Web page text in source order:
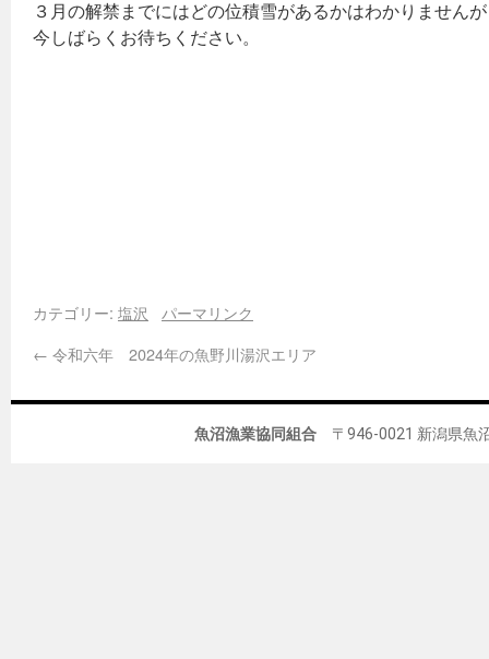
３月の解禁までにはどの位積雪があるかはわかりませんが
今しばらくお待ちください。
カテゴリー: 塩沢
パーマリンク
← 令和六年 2024年の魚野川湯沢エリア
魚沼漁業協同組合 〒946-0021 新潟県魚